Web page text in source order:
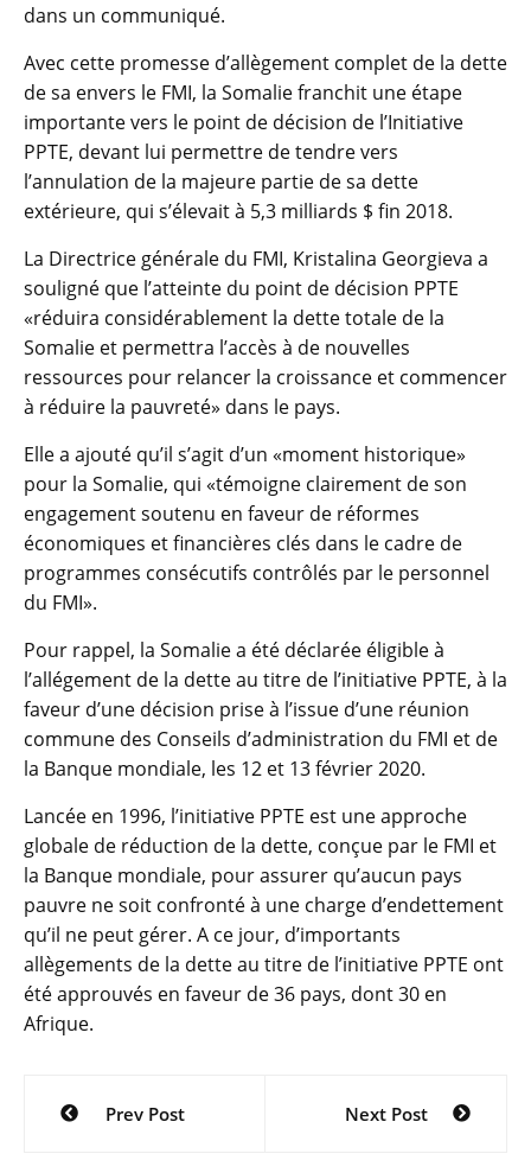
dans un communiqué.
Avec cette promesse d’allègement complet de la dette
de sa envers le FMI, la Somalie franchit une étape
importante vers le point de décision de l’Initiative
PPTE, devant lui permettre de tendre vers
l’annulation de la majeure partie de sa dette
extérieure, qui s’élevait à 5,3 milliards $ fin 2018.
La Directrice générale du FMI, Kristalina Georgieva a
souligné que l’atteinte du point de décision PPTE
«réduira considérablement la dette totale de la
Somalie et permettra l’accès à de nouvelles
ressources pour relancer la croissance et commencer
à réduire la pauvreté» dans le pays.
Elle a ajouté qu’il s’agit d’un «moment historique»
pour la Somalie, qui «témoigne clairement de son
engagement soutenu en faveur de réformes
économiques et financières clés dans le cadre de
programmes consécutifs contrôlés par le personnel
du FMI».
Pour rappel, la Somalie a été déclarée éligible à
l’allégement de la dette au titre de l’initiative PPTE, à la
faveur d’une décision prise à l’issue d’une réunion
commune des Conseils d’administration du FMI et de
la Banque mondiale, les 12 et 13 février 2020.
Lancée en 1996, l’initiative PPTE est une approche
globale de réduction de la dette, conçue par le FMI et
la Banque mondiale, pour assurer qu’aucun pays
pauvre ne soit confronté à une charge d’endettement
qu’il ne peut gérer. A ce jour, d’importants
allègements de la dette au titre de l’initiative PPTE ont
été approuvés en faveur de 36 pays, dont 30 en
Afrique.
Navigation
Prev Post Next Post